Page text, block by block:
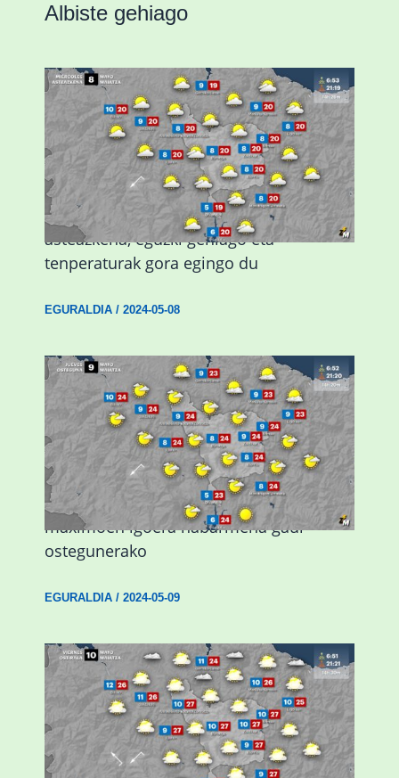
Albiste gehiago
Eguraldiak hobera egingo du gaur,
asteazkena, eguzki gehiago eta
tenperaturak gora egingo du
EGURALDIA/ 2024-05-08
Giro eguzkitsua eta tenperatura
maximoen igoera nabarmena gaur
ostegunerako
EGURALDIA/ 2024-05-09